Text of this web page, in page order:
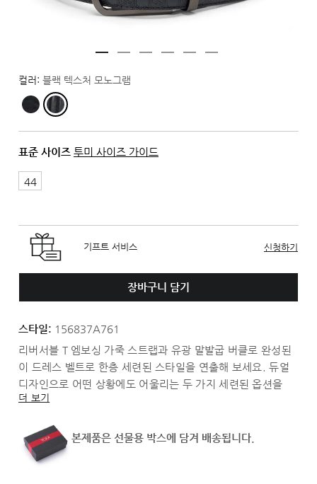
컬러: 블랙 텍스처 모노그램
표준 사이즈 투미 사이즈 가이드
44
기프트 서비스 신청하기
장바구니 담기
스타일: 156837A761
리버서블 T 엠보싱 가죽 스트랩과 유광 말발굽 버클로 완성된
이 드레스 벨트로 한층 세련된 스타일을 연출해 보세요. 듀얼
디자인으로 어떤 상황에도 어울리는 두 가지 세련된 옵션을
제공합니다.
더 보기
본제품은 선물용 박스에 담겨 배송됩니다.